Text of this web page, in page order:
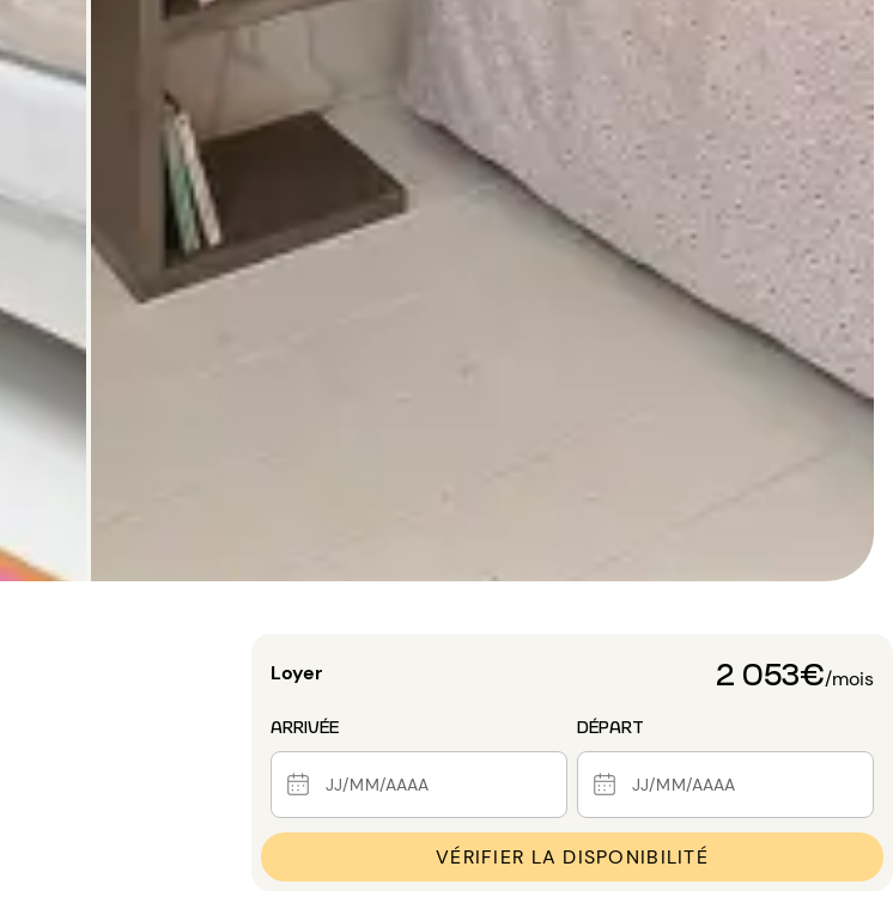
Loyer 2 053€/mois
ARRIVÉE DÉPART
VÉRIFIER LA DISPONIBILITÉ